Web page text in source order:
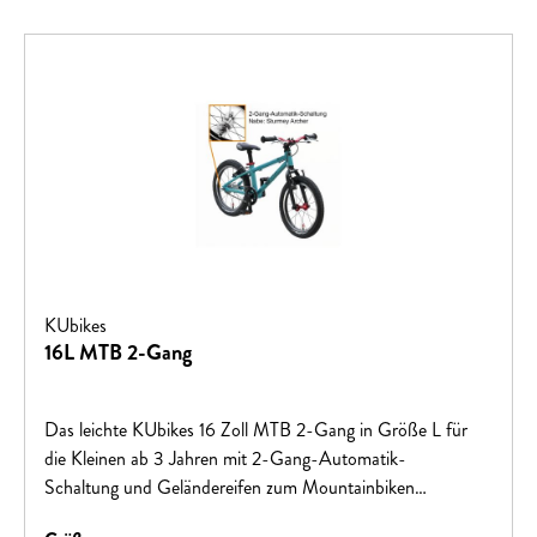
KUbikes
16L MTB 2-Gang
Das leichte KUbikes 16 Zoll MTB 2-Gang in Größe L für
die Kleinen ab 3 Jahren mit 2-Gang-Automatik-
Schaltung und Geländereifen zum Mountainbiken